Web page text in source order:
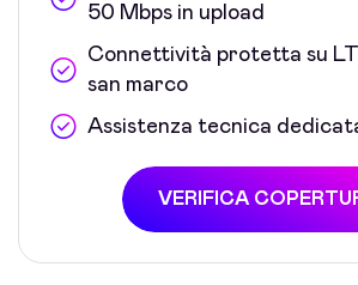
50 Mbps in upload
Connettività protetta su
san marco
Assistenza tecnica
VERIFICA